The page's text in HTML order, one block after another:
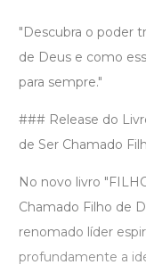
"Descubra o poder
de Deus e como
para sempre."
### Release do
de Ser Chamado
No novo livro
Chamado Filho de
renomado líder
profundamente a